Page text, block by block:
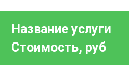
Название услуги
Стоимость, руб